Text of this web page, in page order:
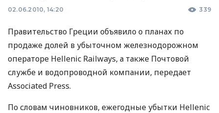
02.06.2010, 14:20 339
Правительство Греции объявило о планах по
продаже долей в убыточном железнодорожном
операторе Hellenic Railways, а также Почтовой
службе и водопроводной компании, передает
Associated Press.
По словам чиновников, ежегодные убытки Hellenic